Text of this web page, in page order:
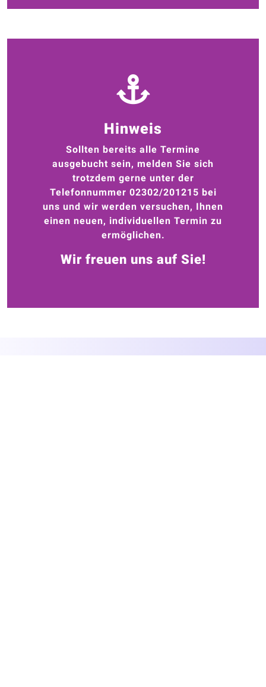
Hinweis
Sollten bereits alle Termine
ausgebucht sein, melden Sie sich
trotzdem gerne unter der
Telefonnummer 02302/201215 bei
uns und wir werden versuchen, Ihnen
einen neuen, individuellen Termin zu
ermöglichen.
Wir freuen uns auf Sie!